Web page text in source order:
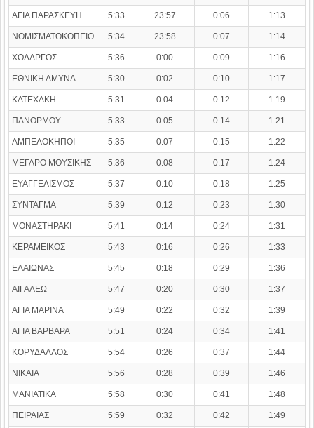
ΑΓΙΑ ΠΑΡΑΣΚΕΥΗ 5:33 23:57 0:06 1:13
ΝΟΜΙΣΜΑΤΟΚΟΠΕΙΟ 5:34 23:58 0:07 1:14
ΧΟΛΑΡΓΟΣ 5:36 0:00 0:09 1:16
ΕΘΝΙΚΗ ΑΜΥΝΑ 5:30 0:02 0:10 1:17
ΚΑΤΕΧΑΚΗ 5:31 0:04 0:12 1:19
ΠΑΝΟΡΜΟΥ 5:33 0:05 0:14 1:21
ΑΜΠΕΛΟΚΗΠΟΙ 5:35 0:07 0:15 1:22
ΜΕΓΑΡΟ ΜΟΥΣΙΚΗΣ 5:36 0:08 0:17 1:24
ΕΥΑΓΓΕΛΙΣΜΟΣ 5:37 0:10 0:18 1:25
ΣΥΝΤΑΓΜΑ 5:39 0:12 0:23 1:30
ΜΟΝΑΣΤΗΡΑΚΙ 5:41 0:14 0:24 1:31
ΚΕΡΑΜΕΙΚΟΣ 5:43 0:16 0:26 1:33
ΕΛΑΙΩΝΑΣ 5:45 0:18 0:29 1:36
ΑΙΓΑΛΕΩ 5:47 0:20 0:30 1:37
ΑΓΙΑ ΜΑΡΙΝΑ 5:49 0:22 0:32 1:39
ΑΓΙΑ ΒΑΡΒΑΡΑ 5:51 0:24 0:34 1:41
ΚΟΡΥΔΑΛΛΟΣ 5:54 0:26 0:37 1:44
ΝΙΚΑΙΑ 5:56 0:28 0:39 1:46
ΜΑΝΙΑΤΙΚΑ 5:58 0:30 0:41 1:48
ΠΕΙΡΑΙΑΣ 5:59 0:32 0:42 1:49